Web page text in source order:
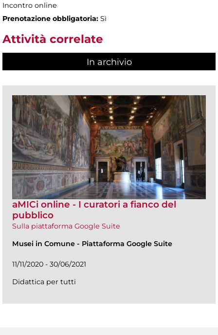
Incontro online
Prenotazione obbligatoria: Sì
Attività correlate
In archivio
aMICi online - I curatori a fianco del
pubblico
Sulla piattaforma Google Suite
Musei in Comune - Piattaforma Google Suite
11/11/2020 - 30/06/2021
Didattica per tutti